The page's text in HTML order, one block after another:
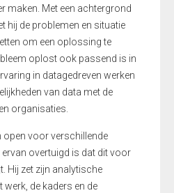
maken. Met een achtergrond
hij de problemen en situatie
om een oplossing te
oplost ook passend is in
in datagedreven werken
van data met de
organisaties.
voor verschillende
overtuigd is dat dit voor
Hij zet zijn analytische
de kaders en de